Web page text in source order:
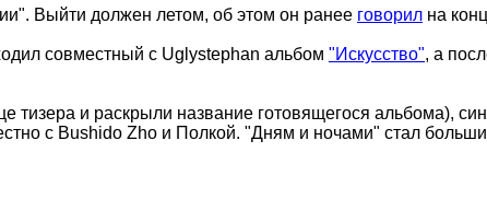
Выйти должен летом, об этом он ранее говорил на
совместный с Uglystephan альбом "Искусство", а
тизера и раскрыли название готовящегося альбома),
с Bushido Zho и Полкой. "Дням и ночами" стал